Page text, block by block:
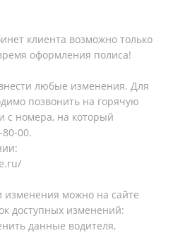
клиента возможно только
оформления полиса!
любые изменения. Для
позвонить на горячую
с номера, на который
00.
изменения можно на сайте
доступных изменений:
данные водителя,